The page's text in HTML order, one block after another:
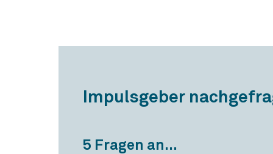
Impulsgeber
5 Fragen an...